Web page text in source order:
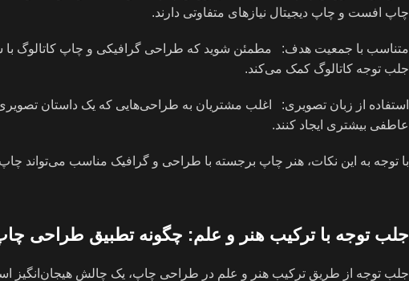
چاپ افست و چاپ دیجیتال نیازهای متفاوتی دارند.
متناسب با جمعیت هدف: مطمئن شوید که طراحی گرافیکی و چاپ کاتالوگ با
جلب توجه کاتالوگ کمک می‌کند.
استفاده از زبان تصویری: اغلب مشتریان به طراحی‌هایی که یک داستان
عاطفی بیشتری ایجاد کنند.
با توجه به این نکات، هنر چاپ برجسته با طراحی و گرافیک مناسب می‌تواند چاپ
جلب توجه با ترکیب هنر و علم: چگونه تطبیق طراحی
جلب توجه از طریق ترکیب هنر و علم در طراحی چاپ، یک چالش هیجان‌انگیز است